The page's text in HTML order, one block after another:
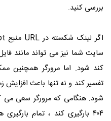
بررسی کنید.
اگر لینک شکسته درURL منبع
سایت شما نیز می تواند مانند
کند شود. اما مرورگر همچنین
تفسیر کند و نه تنها باعث افزایش
شود. هنگامی که مرورگر سعی می
۴۰۴ بارگیری کند ، تمام